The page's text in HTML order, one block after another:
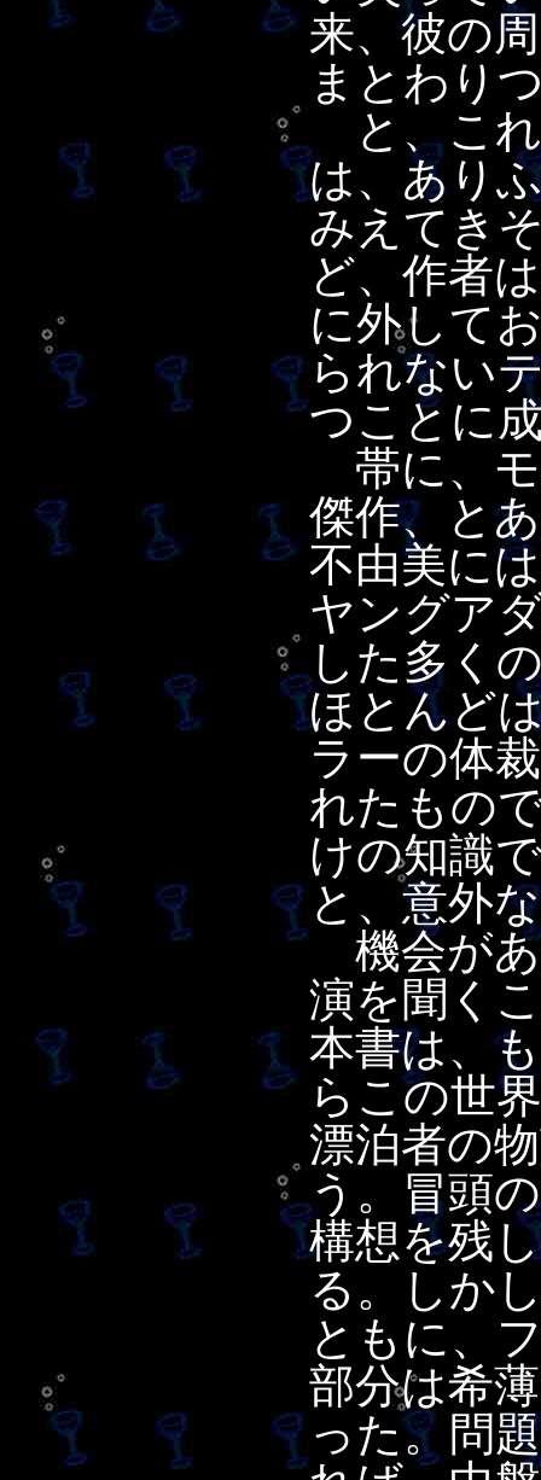
来、彼の
まとわり
と、こ
は、あり
みえてき
ど、作者
に外して
られない
つことに
帯に、
傑作、と
不由美に
ヤングア
した多く
ほとんど
ラーの体
れたもの
けの知識
と、意外
機会が
演を聞く
本書は、
らこの世
漂泊者の
う。冒頭
構想を残
る。しか
ともに、
部分は希
った。問